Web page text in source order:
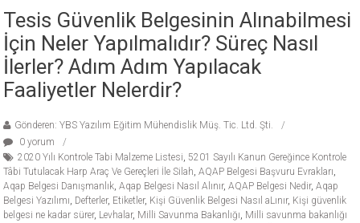
Tesis Güvenlik Belgesinin Alınabilmesi
İçin Neler Yapılmalıdır? Süreç Nasıl
İlerler? Adım Adım Yapılacak
Faaliyetler Nelerdir?
Gönderen: YBS Yazılım Eğitim Mühendislik Müş. Tic. Ltd. Şti.
0 yorum
2020 Yılı Kontrole Tabi Malzeme Listesi, 5201 Sayılı Kanun Gereğince Kontrole
Tâbi Tutulacak Harp Araç Ve Gereçleri İle Silah,AQAP Belgesi Başvuru Evrakları,
Aqap Belgesi Danışmanlık,Aqap Belgesi Nasıl Alınır,AQAP Belgesi Nedir,Aqap
Belgesi Yazılımı, Defterler, Etiketler, Kişi Güvenlik Belgesi Nasıl aLınır, Kişi güvenlik
belgesi ne kadar sürer, Levhalar, Milli Savunma Bakanlığı, Milli savunma bakanlığı